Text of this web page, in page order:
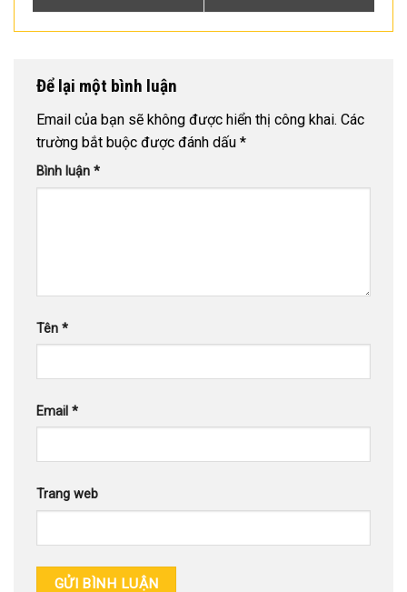
Để lại một bình luận
Email của bạn sẽ không được hiển thị công khai. Các
trường bắt buộc được đánh dấu *
Bình luận *
Tên *
Email *
Trang web